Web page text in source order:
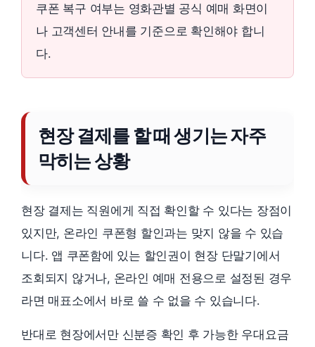
쿠폰 복구 여부는 영화관별 공식 예매 화면이
나 고객센터 안내를 기준으로 확인해야 합니
다.
현장 결제를 할 때 생기는 자주
막히는 상황
현장 결제는 직원에게 직접 확인할 수 있다는 장점이
있지만, 온라인 쿠폰형 할인과는 맞지 않을 수 있습
니다. 앱 쿠폰함에 있는 할인권이 현장 단말기에서
조회되지 않거나, 온라인 예매 전용으로 설정된 경우
라면 매표소에서 바로 쓸 수 없을 수 있습니다.
반대로 현장에서만 신분증 확인 후 가능한 우대요금